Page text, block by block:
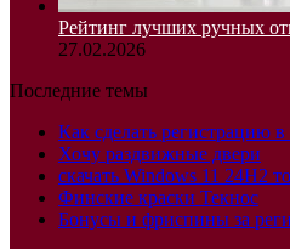
Рейтинг лучших ручных
27.02.2026
Последние темы
Как сделать регистрацию
Хочу раздвижные двери
скачать Windows 11 24H2
Финские краски Текнос
Бонусы и фриспины за